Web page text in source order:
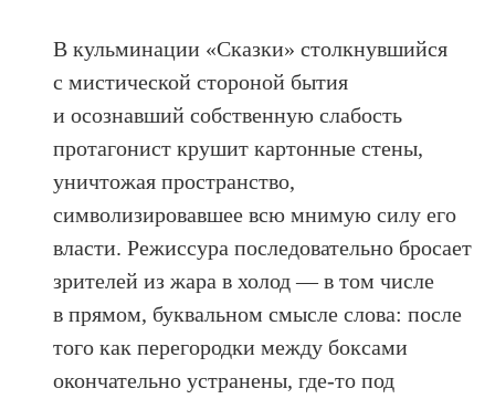
В кульминации «Сказки» столкнувшийся
с мистической стороной бытия
и осознавший собственную слабость
протагонист крушит картонные стены,
уничтожая пространство,
символизировавшее всю мнимую силу его
власти. Режиссура последовательно бросает
зрителей из жара в холод — в том числе
в прямом, буквальном смысле слова: после
того как перегородки между боксами
окончательно устранены, где-то под